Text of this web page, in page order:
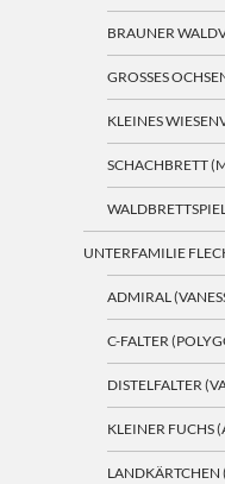
BRAUNER
GROSSES
KLEINES
SCHACHBRETT
UNTERFAMILIE
ADMIRAL
C-FALTER
DISTELFALTER
KLEINER FUCHS
LANDKÄRTCHEN